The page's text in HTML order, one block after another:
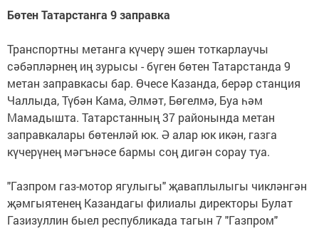
Бөтен Татарстанга 9 заправка
Транспортны метанга күчерү эшен тоткарлаучы
сәбәпләрнең иң зурысы - бүген бөтен Татарстанда 9
метан заправкасы бар. Өчесе Казанда, берәр станция
Чаллыда, Түбән Кама, Әлмәт, Бөгелмә, Буа һәм
Мамадышта. Татарстанның 37 районында метан
заправкалары бөтенләй юк. Ә алар юк икән, газга
күчерүнең мәгънәсе бармы соң дигән сорау туа.
"Газпром газ-мотор ягулыгы" җаваплылыгы чикләнгән
җәмгыятенең Казандагы филиалы директоры Булат
Газизуллин быел республикада тагын 7 "Газпром"